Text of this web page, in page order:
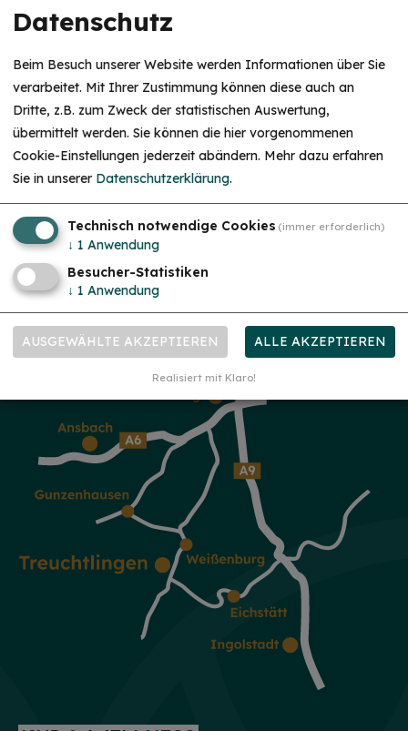
Unsere Partner
HINWEIS
Christkind & Engel gesucht!
Wir suchen dich als Christkind oder Engel. Hast
du Lust das Gesicht der Treuchtlinger
Lächeln ins Gesicht zu zaubern und Freude und
Herzlichkeit auszustrahlen? Dann melde dich
gerne bei uns!...mehr
Datenschutz
Beim Besuch unserer Website werden Informationen über Sie
verarbeitet. Mit Ihrer Zustimmung können diese auch an
Dritte, z.B. zum Zweck der statistischen Auswertung,
übermittelt werden. Sie können die hier vorgenommenen
Cookie-Einstellungen jederzeit abändern. Mehr dazu erfahren
Sie in unserer Datenschutzerklärung.
Technisch notwendige Cookies (immer erforderlich)
↓ 1 Anwendung
Besucher-Statistiken
↓ 1 Anwendung
AUSGEWÄHLTE AKZEPTIEREN ALLE AKZEPTIEREN
Realisiert mit Klaro!